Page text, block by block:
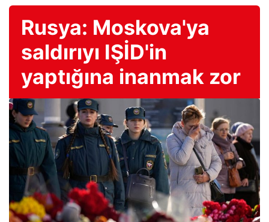
Rusya: Moskova'ya
saldırıyı IŞİD'in
yaptığına inanmak zor